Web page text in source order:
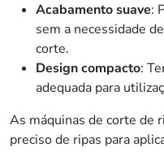
Acabamento suave:
sem a necessidade
corte.
Design compacto:
adequada para
As máquinas de corte de
preciso de ripas para